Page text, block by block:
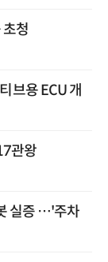
청
브용 ECU 개
관왕
실증 …'주차